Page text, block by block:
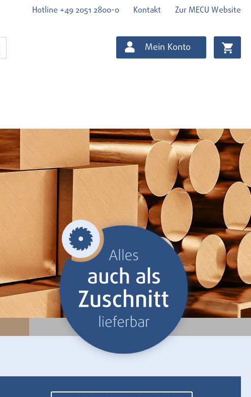
Hotline +49 2051 2800-0 Kontakt Zur MECU Website
Mein Konto